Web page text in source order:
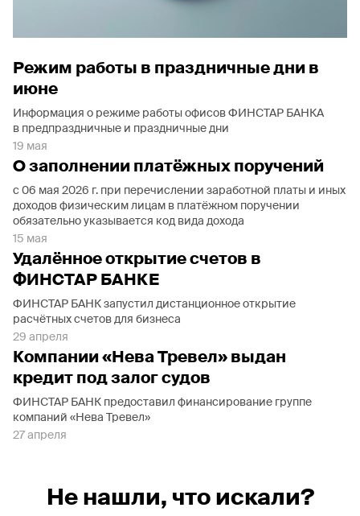
Режим работы в праздничные дни в
июне
Информация о режиме работы офисов ФИНСТАР БАНКА
в предпраздничные и праздничные дни
19 мая
О заполнении платёжных поручений
с 06 мая 2026 г. при перечислении заработной платы и иных
доходов физическим лицам в платёжном поручении
обязательно указывается код вида дохода
15 мая
Удалённое открытие счетов в
ФИНСТАР БАНКЕ
ФИНСТАР БАНК запустил дистанционное открытие
расчётных счетов для бизнеса
29 апреля
Компании «Нева Тревел» выдан
кредит под залог судов
ФИНСТАР БАНК предоставил финансирование группе
компаний «Нева Тревел»
27 апреля
Не нашли, что искали?